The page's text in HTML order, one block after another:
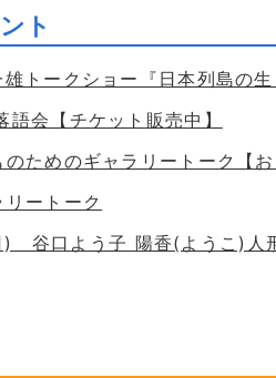
ト
ークショー『日本列島の生
会【チケット販売中】
めのギャラリートーク【お
ートーク
口よう子 陽香(ようこ)人